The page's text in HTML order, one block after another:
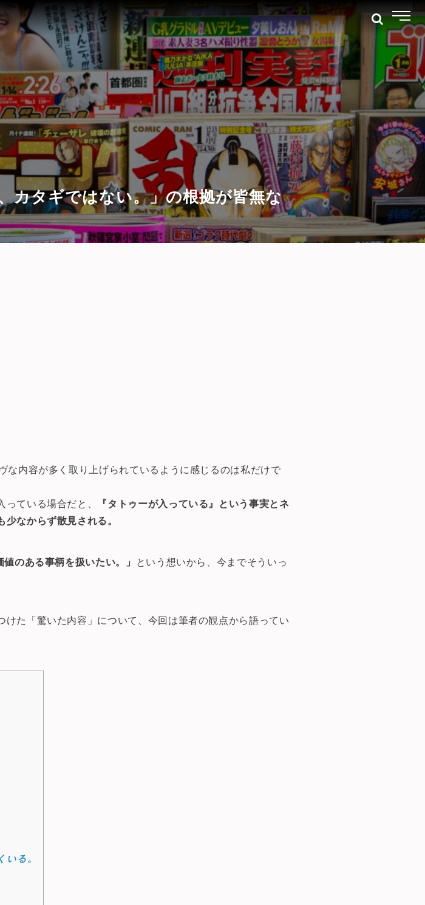
カタギではない。」の根拠が皆無な
内容が多く取り上げられているように感じるのは私だけで
ている場合だと、
『タトゥーが入っている』という事実とネ
なからず散見される。
値のある事柄を扱いたい。」
という想いから、今までそういっ
た「驚いた内容」について、今回は筆者の観点から語ってい
る。